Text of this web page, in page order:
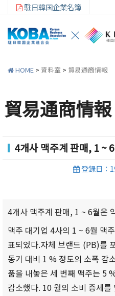
韓
企
連
紹
ご挨
設立
目的/
沿革
主要
会員
社加
入・
検索
会員加
会員権
利·義務
·特典
会員社
検索/リ
駐日韓国企業名簿
HOME > 資料室 > 貿易通商情報
貿易通商情報
4개사 맥주계 판매, 1 ~
登録日：
4개사 맥주계 판매, 1 ~ 6월은
맥주 대기업 4사의 1 ~ 6월 맥
표되었다.자체 브랜드 (PB)를
동기 대비 1 % 정도의 소폭 감
품을 내놓은 세 번째 맥주는 5
감소했다. 10 월의 소비 증세